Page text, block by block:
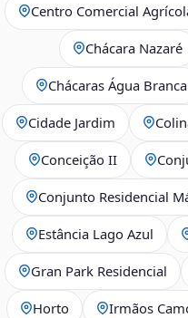
Centro Comercial
Chácara Nazaré
Chácaras Água Branca
Cidade Jardim
Conceição II
Conjunto Residencial
Estância Lago Azul
Gran Park Residencial
Horto Irmãos